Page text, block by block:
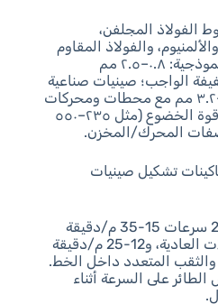
الفولاذ المجلفن،
والفولاذ المقاوم
للصدأ. السماكة النموذجية: ٠.٨–٢.٥ مم
الواجب؛ صينيات صناعية
ثقيلة تصل إلى ٣.٠–٣.٢ مم مع محطات ومحركات
مُحَسَّنَة. رَبْط دائمًا قوة الخضوع (مثل ٢٣٥–٥٥٠
المحرك/المخزن.
تشكيل صينيات
تحقق خطوط 2025 سرعات 15-35 م/دقيقة
على صينيات الكابلات العادية، و12-25 م/دقيقة
المتعدد داخل الخط.
على السرعة أثناء